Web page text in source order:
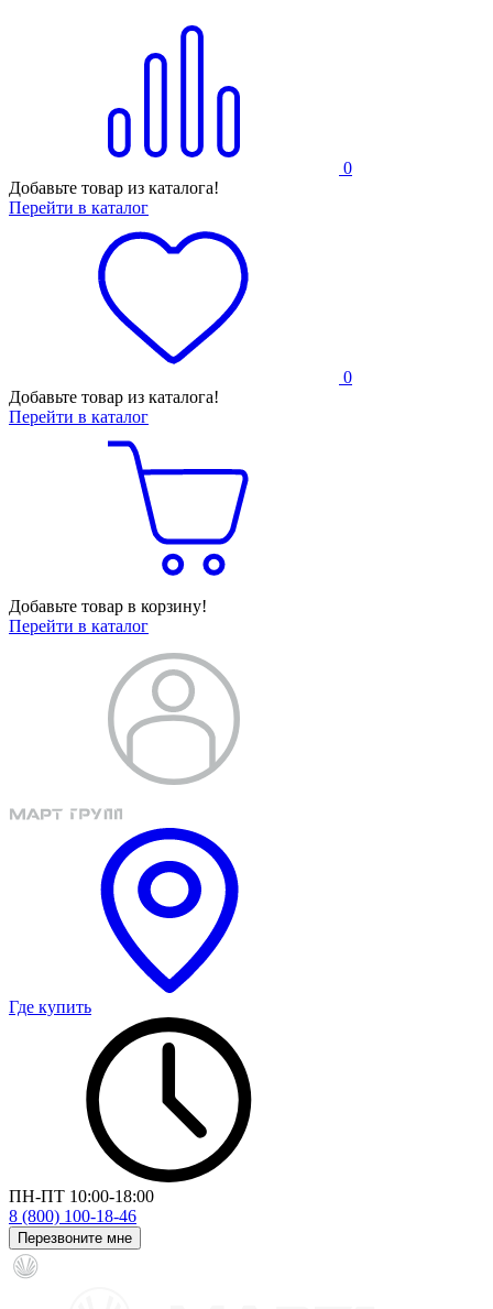
0
Добавьте товар из каталога!
Перейти в каталог
0
Добавьте товар из каталога!
Перейти в каталог
Добавьте товар в корзину!
Перейти в каталог
Где купить
ПН-ПТ 10:00-18:00
8 (800) 100-18-46
Перезвоните мне